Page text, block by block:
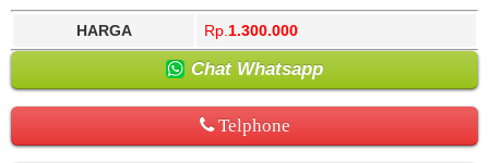
HARGA Rp. 1.300.000
Chat Whatsapp
Telphone